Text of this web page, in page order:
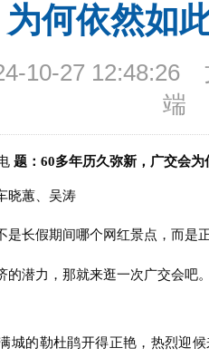
为何依然如
10-27 12:48:26
端
题：60多年历久弥新，广交会
晓蕙、吴涛
长假期间哪个网红景点，而是
的潜力，那就来逛一次广交会吧
城的勒杜鹃开得正艳，热烈迎